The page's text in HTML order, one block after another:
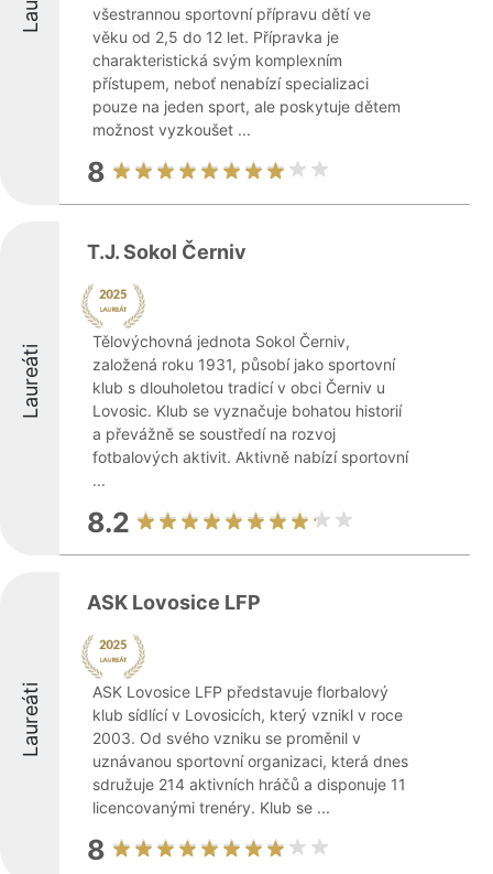
všestrannou sportovní přípravu dětí ve
věku od 2,5 do 12 let. Přípravka je
charakteristická svým komplexním
přístupem, neboť nenabízí specializaci
pouze na jeden sport, ale poskytuje dětem
možnost vyzkoušet ...
8
Laureáti
T.J. Sokol Černiv
Tělovýchovná jednota Sokol Černiv,
založená roku 1931, působí jako sportovní
klub s dlouholetou tradicí v obci Černiv u
Lovosic. Klub se vyznačuje bohatou historií
a převážně se soustředí na rozvoj
fotbalových aktivit. Aktivně nabízí sportovní
...
8.2
Laureáti
ASK Lovosice LFP
ASK Lovosice LFP představuje florbalový
klub sídlící v Lovosicích, který vznikl v roce
2003. Od svého vzniku se proměnil v
uznávanou sportovní organizaci, která dnes
sdružuje 214 aktivních hráčů a disponuje 11
licencovanými trenéry. Klub se ...
8